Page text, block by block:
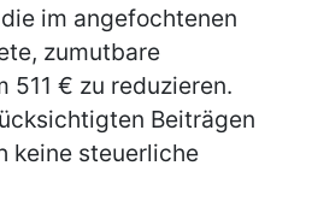
im angefochtenen
zumutbare
511 € zu reduzieren.
Beiträgen
keine steuerliche